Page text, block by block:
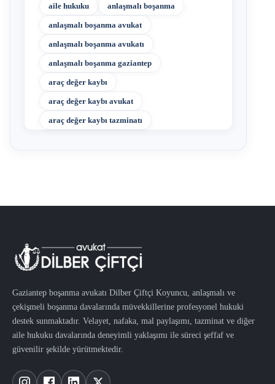
aile hukuku anlaşmalı boşanma
anlaşmalı boşanma avukat
anlaşmalı boşanma avukatı
anlaşmalı boşanma gaziantep
araç değer kaybı
araç değer kaybı avukat
araç değer kaybı tazminatı
Gaziantep boşanma avukatı Dilber Çiftçi Koyuncu, anlaşmalı ve
çekişmeli boşanma davalarında müvekkillerine profesyonel hukuki
destek sunmaktadır. Velayet, nafaka, mal paylaşımı, tazminat ve diğer
aile hukuku davalarında deneyimli yaklaşımı ile süreci şeffaf ve
güvenilir şekilde yürütmektedir.